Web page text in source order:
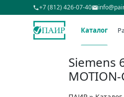
+7 (812) 426-07-40
Каталог
Siemens
MOTION-